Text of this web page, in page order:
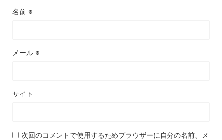
名前 ※
メール ※
サイト
次回のコメントで使用するためブラウザーに自分の名前、メ